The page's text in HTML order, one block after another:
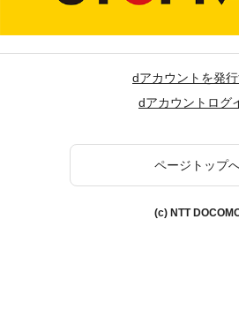
dアカウントを発
dアカウントログ
ページトップ
(c) NTT